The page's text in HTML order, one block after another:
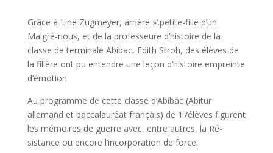
Grâce à Line Zugmeyer, arrière »‘.petite-fille d’un
Malgré-nous, et de la professeure d’histoire de la
classe de terminale Abibac, Edith Stroh, des élèves de
la filière ont pu entendre une leçon d’histoire empreinte
d’émotion
Au programme de cette classe d’Abibac (Abi­tur
allemand et bacca­lauréat français) de 17élèves figurent
les mémoires de guerre avec, entre autres, la Ré­
sistance ou encore l’incorpora­tion de force.